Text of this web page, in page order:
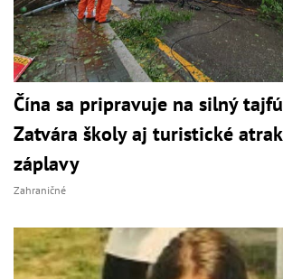
Čína sa pripravuje na silný
Zatvára školy aj turistické
záplavy
Zahraničné